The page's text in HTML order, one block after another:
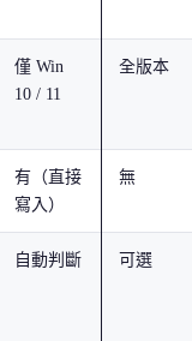
僅 Win
10 / 11
全版本
有（直接
寫入）
無
自動判斷 可選